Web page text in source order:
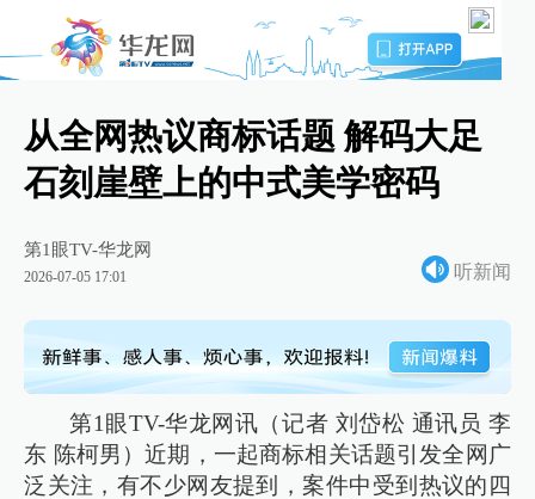
从全网热议商标话题 解码大足
石刻崖壁上的中式美学密码
第1眼TV-华龙网
2026-07-05 17:01 听新闻
第1眼TV-华龙网讯（记者 刘岱松 通讯员 李
东 陈柯男）近期，一起商标相关话题引发全网广
泛关注，有不少网友提到，案件中受到热议的四